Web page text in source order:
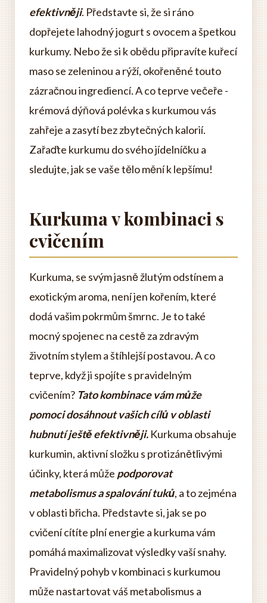
efektivněji. Představte si, že si ráno
dopřejete lahodný jogurt s ovocem a špetkou
kurkumy. Nebo že si k obědu připravíte kuřecí
maso se zeleninou a rýží, okořeněné touto
zázračnou ingrediencí. A co teprve večeře -
krémová dýňová polévka s kurkumou vás
zahřeje a zasytí bez zbytečných kalorií.
Zařaďte kurkumu do svého jídelníčku a
sledujte, jak se vaše tělo mění k lepšímu!
Kurkuma v kombinaci s
cvičením
Kurkuma, se svým jasně žlutým odstínem a
exotickým aroma, není jen kořením, které
dodá vašim pokrmům šmrnc. Je to také
mocný spojenec na cestě za zdravým
životním stylem a štíhlejší postavou. A co
teprve, když ji spojíte s pravidelným
cvičením? Tato kombinace vám může
pomoci dosáhnout vašich cílů v oblasti
hubnutí ještě efektivněji. Kurkuma obsahuje
kurkumin, aktivní složku s protizánětlivými
účinky, která může podporovat
metabolismus a spalování tuků, a to zejména
v oblasti břicha. Představte si, jak se po
cvičení cítíte plní energie a kurkuma vám
pomáhá maximalizovat výsledky vaší snahy.
Pravidelný pohyb v kombinaci s kurkumou
může nastartovat váš metabolismus a